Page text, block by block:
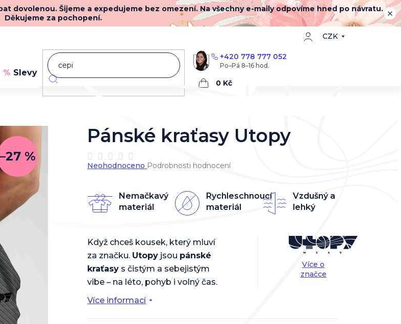
dovolenou. Šijeme a expedujeme bez omezení. Na všechny e-maily odpovíme hned po návratu.
Děkujeme za pochopení.
CZK
+420 778 777 052
Nákupní
Slevy Novinky
–27 %
Více informací
Když chceš kousek, který mluví
za značku. Utopy jsou pánské
kraťasy s čistým a sebejistým
vibe – na léto, pohyb i volný čas.
Více o
značce
Nemačkavý
materiál
Rychleschnoucí
materiál
Vzdušný a
lehký
Pánské kraťasy Utopy
Průměrné
hodnocení
0,0
z
Neohodnoceno Podrobnosti hodnocení